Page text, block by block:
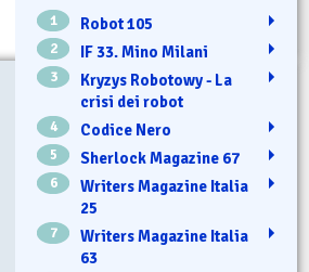
1 Robot 105
2 IF 33. Mino Milani
3
Kryzys Robotowy - La
crisi dei robot
4 Codice Nero
5 Sherlock Magazine 67
6
Writers Magazine Italia
25
7
Writers Magazine Italia
63